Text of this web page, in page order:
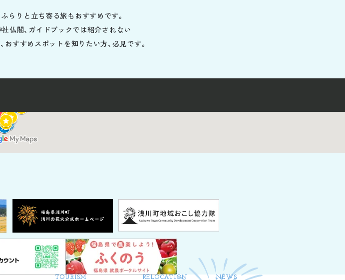
らりと立ち寄る旅もおすすめです。
仏閣、ガイドブックでは紹介されない
すすめスポットを知りたい方、必見です。
TOURISM RELOCATION NEWS